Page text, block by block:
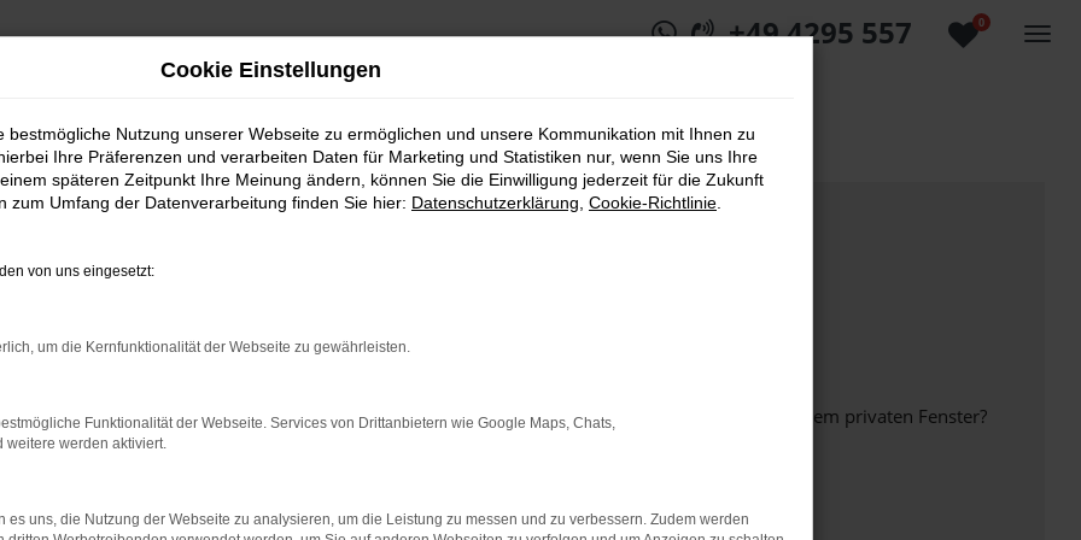
0
+49 4295 557
bestimmter Seiten verhindern. Funktioniert die Seite in einem anderen Browser oder in einem privaten Fenster?
beheben.
auf dem neuesten Stand sind.
Cookie Einstellungen
bestmögliche Nutzung unserer Webseite zu ermöglichen und unsere Kommunikation mit Ihnen zu
Ihre Präferenzen und verarbeiten Daten für Marketing und Statistiken nur, wenn Sie uns Ihre
späteren Zeitpunkt Ihre Meinung ändern, können Sie die Einwilligung jederzeit für die Zukunft
zum Umfang der Datenverarbeitung finden Sie hier: Datenschutzerklärung Cookie-Richtlinie
von uns eingesetzt:
um die Kernfunktionalität der Webseite zu gewährleisten.
Funktionalität der Webseite. Services von Drittanbietern wie Google Maps, Chats,
weitere werden aktiviert.
es uns, die Nutzung der Webseite zu analysieren, um die Leistung zu messen und zu verbessern. Zudem werden